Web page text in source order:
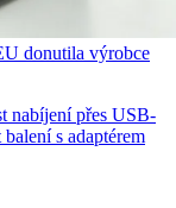
donutila výrobce
nabíjení přes USB-
s adaptérem